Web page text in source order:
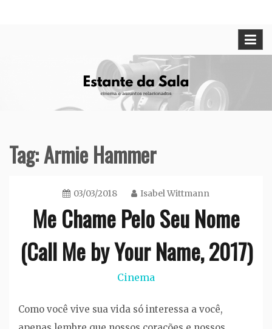
Tag:Armie Hammer
03/03/2018 Isabel Wittmann
Me Chame Pelo Seu Nome
(Call Me by Your Name, 2017)
Cinema
Como você vive sua vida só interessa a você,